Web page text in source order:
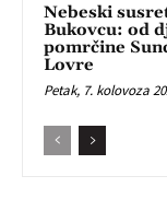
Nebeski
Bukovcu: od
pomrčine
Lovre
Petak, 7. kolovoza